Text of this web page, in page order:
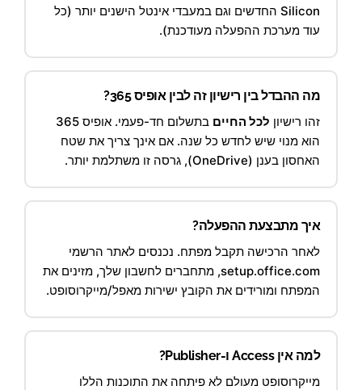
Silicon החדשים וגם במעבדי אינטל הישנים יותר (כל
עוד מערכת ההפעלה מעודכנת).
מה ההבדל בין רישיון זה לבין אופיס 365?
זהו רישיון לכל החיים
בתשלום חד-פעמי. אופיס 365
הוא מנוי שיש לחדש כל שנה. אם אינך צריך את שטח
האחסון בענן (OneDrive), גרסה זו משתלמת יותר.
איך מתבצעת ההפעלה?
לאחר הרכישה תקבל מפתח. נכנסים לאתר הרשמי
setup.office.com, מתחברים לחשבון שלך, מזינים את
המפתח ומורידים את הקובץ ישירות מאפל/מייקרוסופט.
למה אין Access ו-Publisher?
מייקרוסופט מעולם לא פיתחה את התוכנות הללו